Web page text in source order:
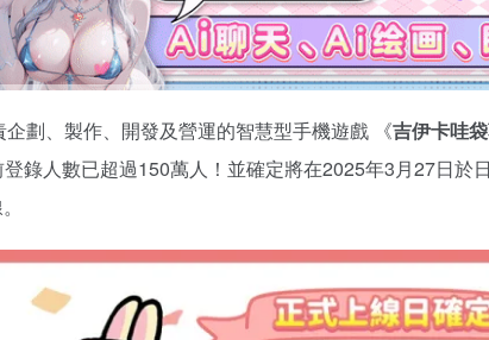
劃、製作、開發及營運的智慧型手機遊戲 《吉伊卡哇
錄人數已超過150萬人！並確定將在2025年3月27日於